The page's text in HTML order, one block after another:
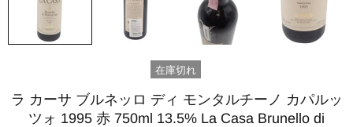
在庫切れ
ラ カーサ ブルネッロ ディ モンタルチーノ カパルッ
ツォ 1995 赤 750ml 13.5% La Casa Brunello di